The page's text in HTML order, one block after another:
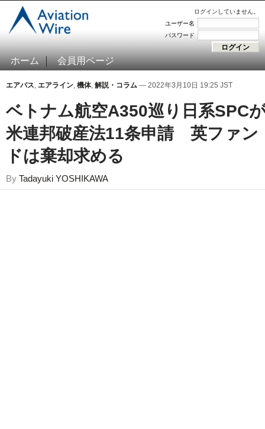
ログインしていません。
ユーザー名
パスワード
ホーム 会員用ページ
エアバス, エアライン, 機体, 解説・コラム — 2022年3月10日 19:25 JST
ベトナム航空A350巡り日系SPC
米連邦破産法11条申請 英ファン
ドは棄却求める
By Tadayuki YOSHIKAWA